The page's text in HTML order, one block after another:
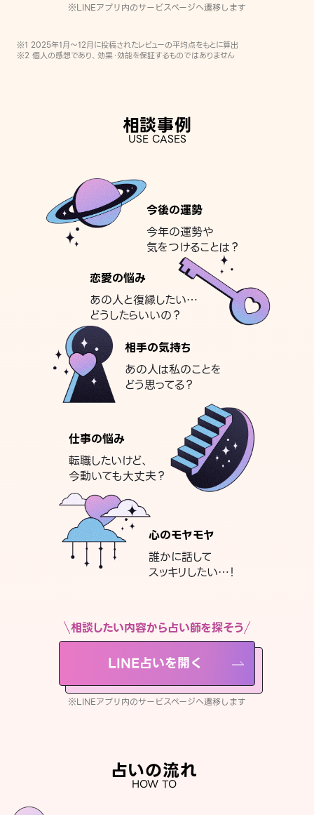
※LINEアプリ内のサービスページへ遷移します
※1 2025年1月〜12月に投稿されたレビューの平均点をもとに算出
※2 個人の感想であり、効果・効能を保証するものではありません
相談事例
USE CASES
今後の運勢
今年の運勢や
気をつけることは？
恋愛の悩み
あの人と復縁したい…
どうしたらいいの？
相手の気持ち
あの人は私のことを
どう思ってる？
仕事の悩み
転職したいけど、
今動いても大丈夫？
心のモヤモヤ
誰かに話して
スッキリしたい…！
相談したい内容から占い師を探そう
LINE占いを開く
※LINEアプリ内のサービスページへ遷移します
占いの流れ
HOW TO